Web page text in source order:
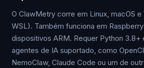
O ClawMetry corre em Linux, macOS
WSL). Também funciona em
dispositivos ARM. Requer Python 3.8+
agentes de IA suportado, como
NemoClaw, Claude Code ou um de